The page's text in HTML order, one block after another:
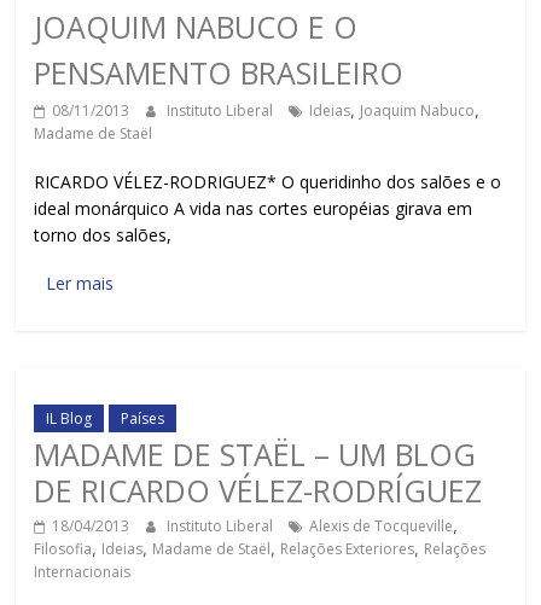
JOAQUIM NABUCO E O
PENSAMENTO BRASILEIRO
08/11/2013 Instituto Liberal Ideias, Joaquim Nabuco,
Madame de Staël
RICARDO VÉLEZ-RODRIGUEZ* O queridinho dos salões e o
ideal monárquico A vida nas cortes européias girava em
torno dos salões,
Ler mais
IL Blog Países
MADAME DE STAËL – UM BLOG
DE RICARDO VÉLEZ-RODRÍGUEZ
18/04/2013 Instituto Liberal Alexis de Tocqueville,
Filosofia, Ideias, Madame de Staël, Relações Exteriores, Relações
Internacionais